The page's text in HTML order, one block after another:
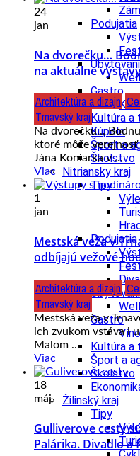
Podujatia
Gastro
Kultúra a
Kúpele
Šport a
Školstvo
Nitriansky kraj
Tipy
Podujatia
Gastro
Víno
Kultúra a
Šport a
Školstvo
Žilinský kraj
Tipy
24
jan
Na dvorečku…
na aktuálne
Architektúra a dizajn
Trnavský kraj
Na dvorečku...
ktoré môže
Jána Koniarka v ...
Viac
1
jan
Mestská veža v
odbíjajú vežové
Architektúra a dizajn
Trnavský kraj
Mestská veža v
ich zvukom vstáva i
Malom ...
Viac
18
máj
Gulliverove cesty
Palárika. Divadlo a